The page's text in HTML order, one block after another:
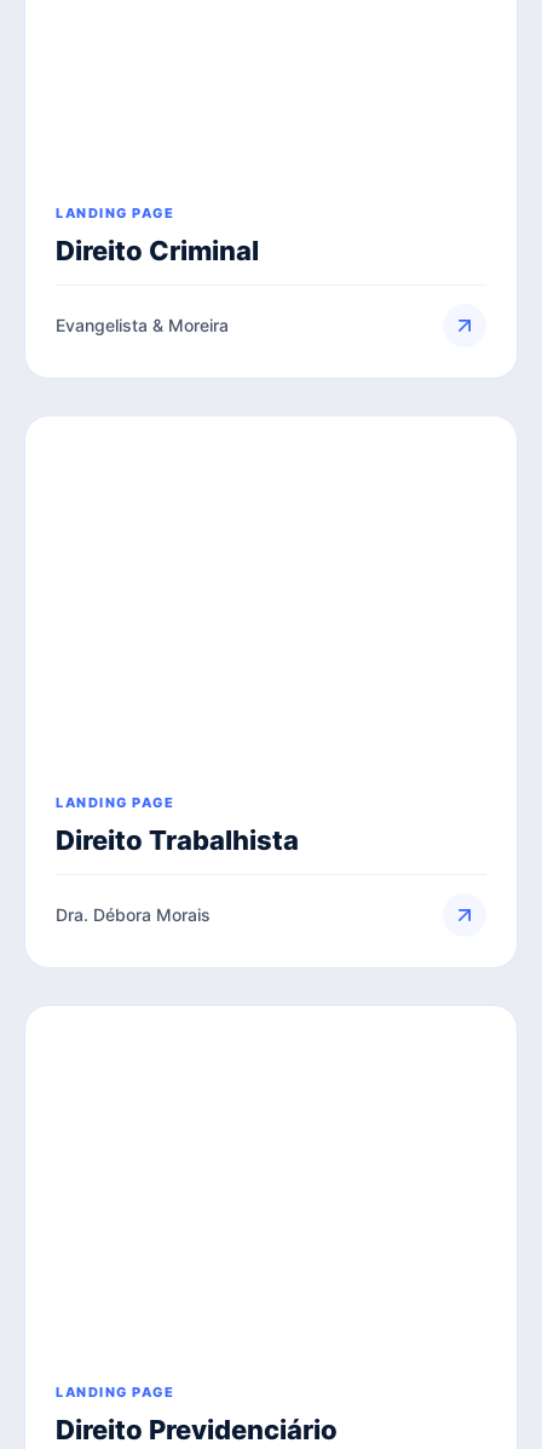
LANDING PAGE
Direito Criminal
Evangelista & Moreira
LANDING PAGE
Direito Trabalhista
Dra. Débora Morais
LANDING PAGE
Direito Previdenciário